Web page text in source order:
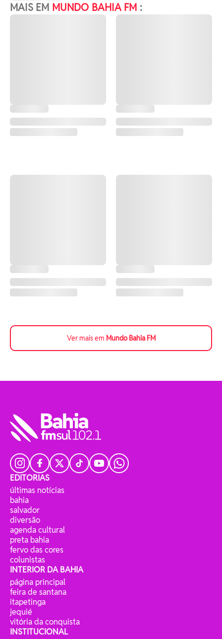
MAIS EM MUNDO BAHIA FM :
Ver mais em Mundo Bahia FM
EDITORIAS
últimas notícias
bahia
salvador
diversão
agenda cultural
preta bahia
fervo das cores
colunistas
INTERIOR DA BAHIA
página principal
feira de santana
itapetinga
jequié
vitória da conquista
INSTITUCIONAL